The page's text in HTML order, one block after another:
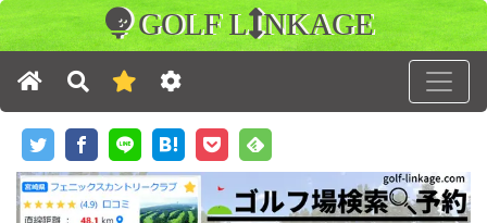
GOLF L NKAGE